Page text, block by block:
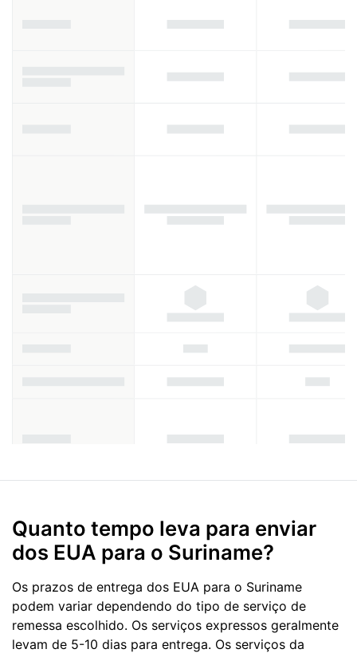
Quanto tempo leva para enviar
dos EUA para o Suriname?
Os prazos de entrega dos EUA para o Suriname
podem variar dependendo do tipo de serviço de
remessa escolhido. Os serviços expressos geralmente
levam de 5-10 dias para entrega. Os serviços da